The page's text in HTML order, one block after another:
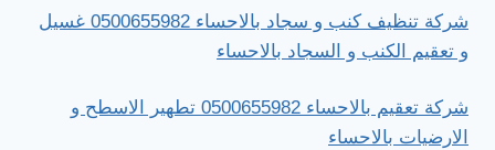
شركة تنظيف كنب و سجاد بالاحساء 0500655982 غسيل
و تعقيم الكنب و السجاد بالاحساء
شركة تعقيم بالاحساء 0500655982 تطهير الاسطح و
الارضيات بالاحساء